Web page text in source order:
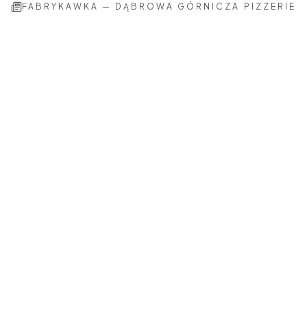
FABRYKAWKA — DĄBROWA GÓRNICZA PIZZERIE